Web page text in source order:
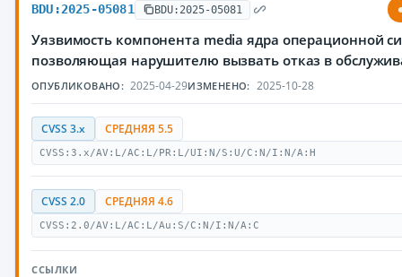
BDU:2025-05081 BDU:2025-05081
Уязвимость компонента media ядра операционной
позволяющая нарушителю вызвать отказ в
ОПУБЛИКОВАНО: 2025-04-29ИЗМЕНЕНО: 2025-10-28
CVSS 3.x СРЕДНЯЯ 5.5
CVSS:3.x/AV:L/AC:L/PR:L/UI:N/S:U/C:N/I:N/A:H
CVSS 2.0 СРЕДНЯЯ 4.6
CVSS:2.0/AV:L/AC:L/Au:S/C:N/I:N/A:C
ССЫЛКИ